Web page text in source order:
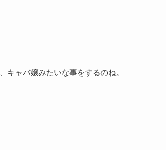
キャバ嬢みたいな事をするのね。